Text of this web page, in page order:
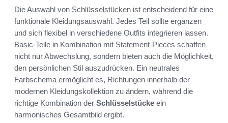
Die Auswahl von Schlüsselstücken ist entscheidend für eine
funktionale Kleidungsauswahl. Jedes Teil sollte ergänzen
und sich flexibel in verschiedene Outfits integrieren lassen.
Basic-Teile in Kombination mit Statement-Pieces schaffen
nicht nur Abwechslung, sondern bieten auch die Möglichkeit,
den persönlichen Stil auszudrücken. Ein neutrales
Farbschema ermöglicht es, Richtungen innerhalb der
modernen Kleidungskollektion zu ändern, während die
richtige Kombination der Schlüsselstücke ein
harmonisches Gesamtbild ergibt.